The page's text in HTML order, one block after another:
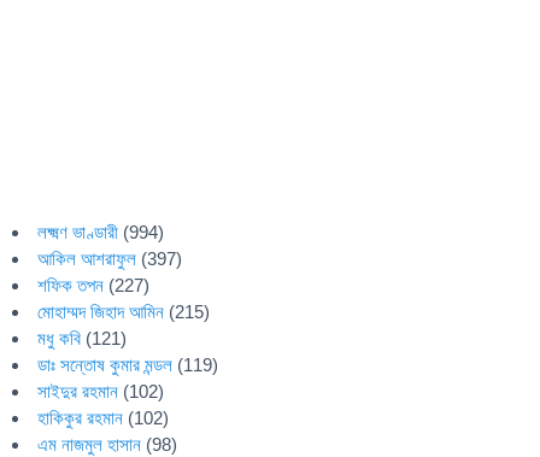
লক্ষ্মণ ভাণ্ডারী (994)
আকিল আশরাফুল (397)
শফিক তপন (227)
মোহাম্মদ জিহাদ আমিন (215)
মধু কবি (121)
ডাঃ সন্তোষ কুমার মন্ডল (119)
সাইদুর রহমান (102)
হাকিকুর রহমান (102)
এম নাজমুল হাসান (98)